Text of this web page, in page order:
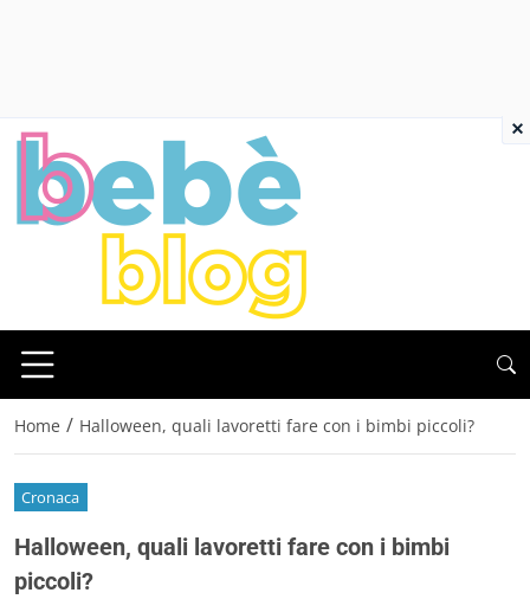
Home / Halloween, quali lavoretti fare con i bimbi piccoli?
Cronaca
Halloween, quali lavoretti fare con i bimbi
piccoli?
×